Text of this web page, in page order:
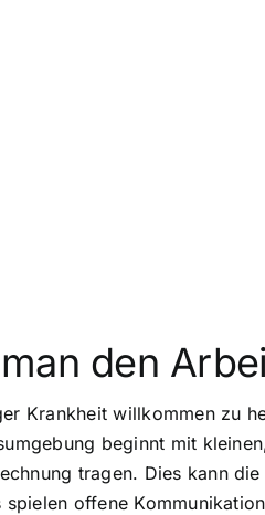
den
Krankheit willkommen zu
beginnt mit
tragen. Dies kann
offene